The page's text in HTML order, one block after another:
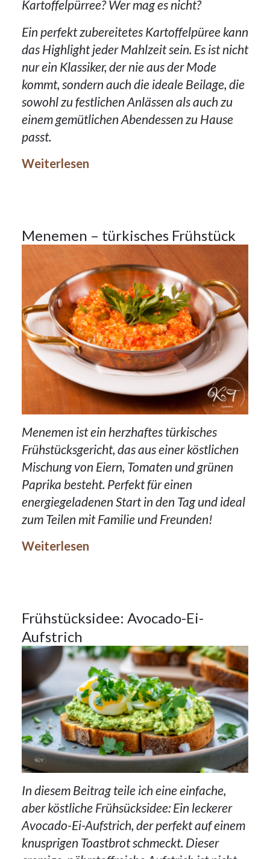
Kartoffelpürree? Wer mag es nicht?
Ein perfekt zubereitetes Kartoffelpüree kann
das Highlight jeder Mahlzeit sein. Es ist nicht
nur ein Klassiker, der nie aus der Mode
kommt, sondern auch die ideale Beilage, die
sowohl zu festlichen Anlässen als auch zu
einem gemütlichen Abendessen zu Hause
passt.
Weiterlesen
24
24Okt.
Menemen – türkisches Frühstück
Menemen ist ein herzhaftes türkisches
Frühstücksgericht, das aus einer köstlichen
Mischung von Eiern, Tomaten und grünen
Paprika besteht. Perfekt für einen
energiegeladenen Start in den Tag und ideal
zum Teilen mit Familie und Freunden!
Weiterlesen
24
OKT.
2023
24Okt.
Frühstücksidee: Avocado-Ei-
Aufstrich
In diesem Beitrag teile ich eine einfache,
aber köstliche Frühsücksidee: Ein leckerer
Avocado-Ei-Aufstrich, der perfekt auf einem
knusprigen Toastbrot schmeckt. Dieser